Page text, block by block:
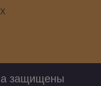
защищены